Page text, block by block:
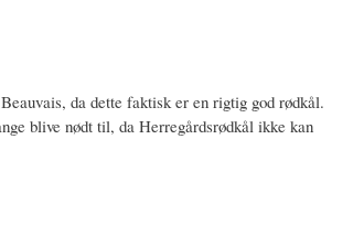
da dette faktisk er en rigtig god rødkål.
blive nødt til, da Herregårdsrødkål ikke kan